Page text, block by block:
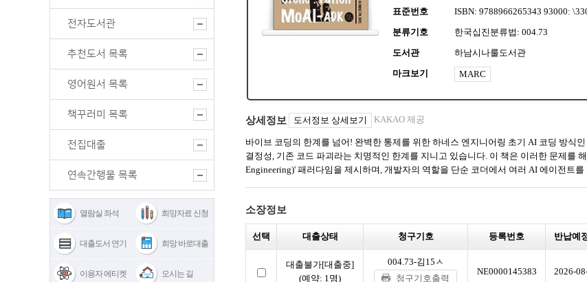
전자도서관
추천도서 목록
영어원서 목록
책꾸러미 목록
전집대출
연속간행물 목록
열람실 좌석 희망자료 신청
대출도서 연기 희망 바로대출
이용자 에티켓 오시는 길